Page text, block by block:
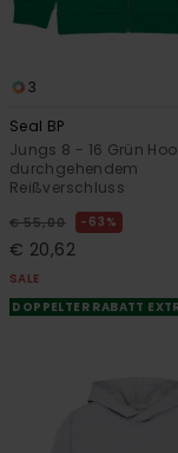
3
Seal BP
Jungs 8 - 16 Grün
durchgehendem
Reißverschluss
€ 55,00 63%
€ 20,62
SALE
DOPPELTER RABATT